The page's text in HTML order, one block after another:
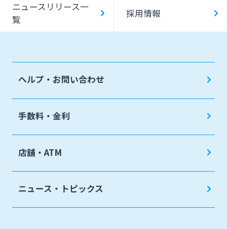
ニュースリリース一
覧
採用情報
ヘルプ・お問い合わせ
手数料・金利
店舗・ATM
ニュース・トピックス